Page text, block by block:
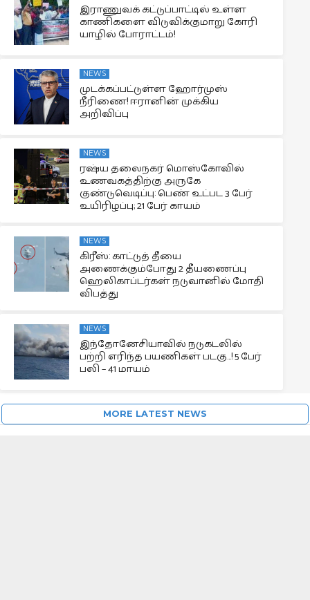
இராணுவக் கட்டுப்பாட்டில் உள்ள
காணிகளை விடுவிக்குமாறு கோரி
யாழில் போராட்டம்!
NEWS
முடக்கப்பட்டுள்ள ஹோர்முஸ்
நீரிணை! ஈரானின் முக்கிய
அறிவிப்பு
NEWS
ரஷ்ய தலைநகர் மொஸ்கோவில்
உணவகத்திற்கு அருகே
குண்டுவெடிப்பு: பெண் உட்பட 3 பேர்
உயிரிழப்பு; 21 பேர் காயம்
NEWS
கிரீஸ்: காட்டுத் தீயை
அணைக்கும்போது 2 தீயணைப்பு
ஹெலிகாப்டர்கள் நடுவானில் மோதி
விபத்து
NEWS
இந்தோனேசியாவில் நடுகடலில்
பற்றி எரிந்த பயணிகள் படகு…! 5 பேர்
பலி – 41 மாயம்
MORE LATEST NEWS